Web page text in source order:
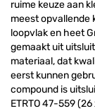
ruime keuze aan
meest opvallende
loopvlak en heet
gemaakt uit
materiaal, dat
eerst kunnen
compound is
ETRTO 47-559